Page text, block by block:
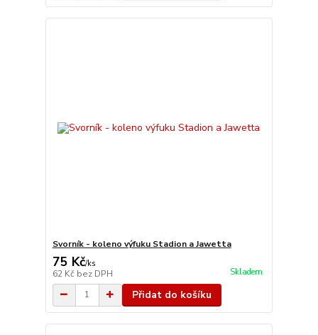
Svorník - koleno výfuku Stadion a Jawetta
75 Kč/ks
62 Kč bez DPH Skladem
Přidat do košíku